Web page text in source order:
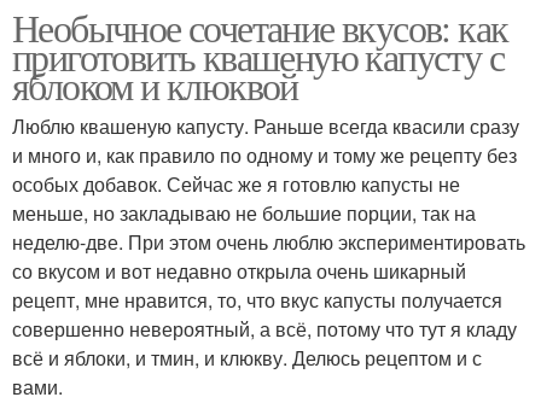
Необычное сочетание вкусов: как
приготовить квашеную капусту с
яблоком и клюквой
Люблю квашеную капусту. Раньше всегда квасили сразу
и много и, как правило по одному и тому же рецепту без
особых добавок. Сейчас же я готовлю капусты не
меньше, но закладываю не большие порции, так на
неделю-две. При этом очень люблю экспериментировать
со вкусом и вот недавно открыла очень шикарный
рецепт, мне нравится, то, что вкус капусты получается
совершенно невероятный, а всё, потому что тут я кладу
всё и яблоки, и тмин, и клюкву. Делюсь рецептом и с
вами.